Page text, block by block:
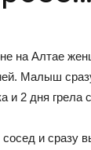
на Алтае
Малыш
и 2 дня грела
и сразу